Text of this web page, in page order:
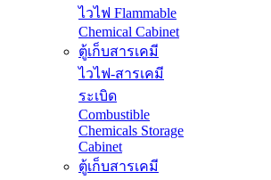
ไวไฟ Flammable
Chemical Cabinet
ตู้เก็บสารเคมี
ไวไฟ-สารเคมี
ระเบิด
Combustible
Chemicals Storage
Cabinet
ตู้เก็บสารเคมี